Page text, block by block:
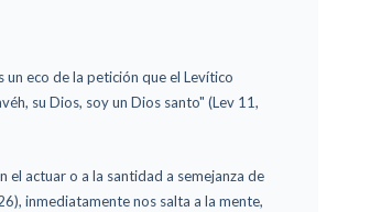
eco de la petición que el Levítico
su Dios, soy un Dios santo" (Lev 11,
el actuar o a la santidad a semejanza de
inmediatamente nos salta a la mente,